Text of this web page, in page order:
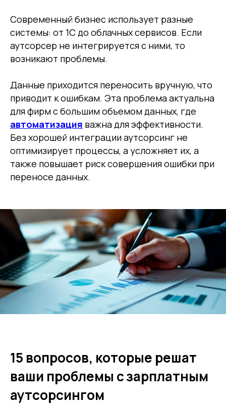
Современный бизнес использует разные
системы: от 1C до облачных сервисов. Если
аутсорсер не интегрируется с ними, то
возникают проблемы.
Данные приходится переносить вручную, что
приводит к ошибкам. Эта проблема актуальна
для фирм с большим объемом данных, где
автоматизация важна для эффективности.
Без хорошей интеграции аутсорсинг не
оптимизирует процессы, а усложняет их, а
также повышает риск совершения ошибки при
переносе данных.
15 вопросов, которые решат
ваши проблемы сзарплатным
аутсорсингом